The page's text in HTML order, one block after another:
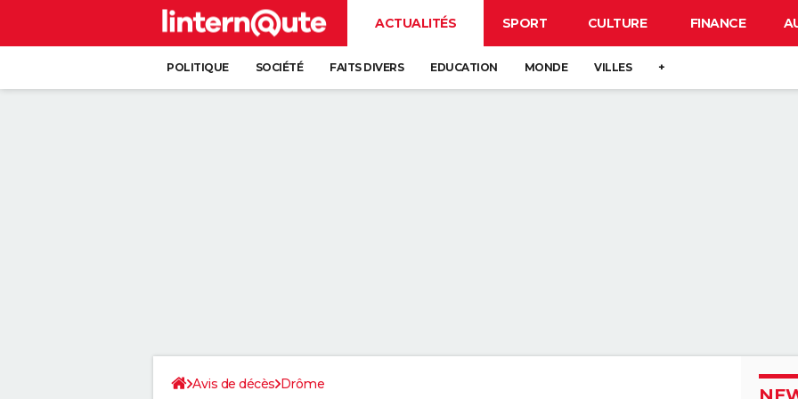
ACTUALITÉS SPORT CULTURE FINANCE
POLITIQUE SOCIÉTÉ FAITS DIVERS EDUCATION MONDE VILLES +
Avis de décès Drôme